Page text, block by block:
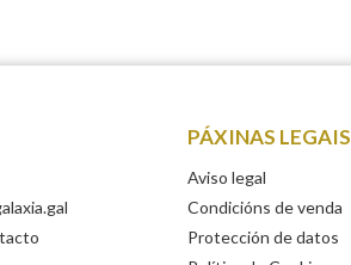
PÁXINAS LEGAIS
Aviso legal
Condicións de venda
Protección de datos